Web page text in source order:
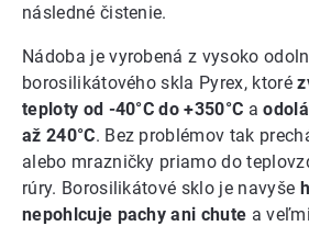
následné čistenie.
Nádoba je vyrobená z vysoko
borosilikátového skla Pyrex, ktoré
teploty od -40°C do +350°C a
až 240°C. Bez problémov tak
alebo mrazničky priamo do
rúry. Borosilikátové sklo je navyše
nepohlcuje pachy ani chute a